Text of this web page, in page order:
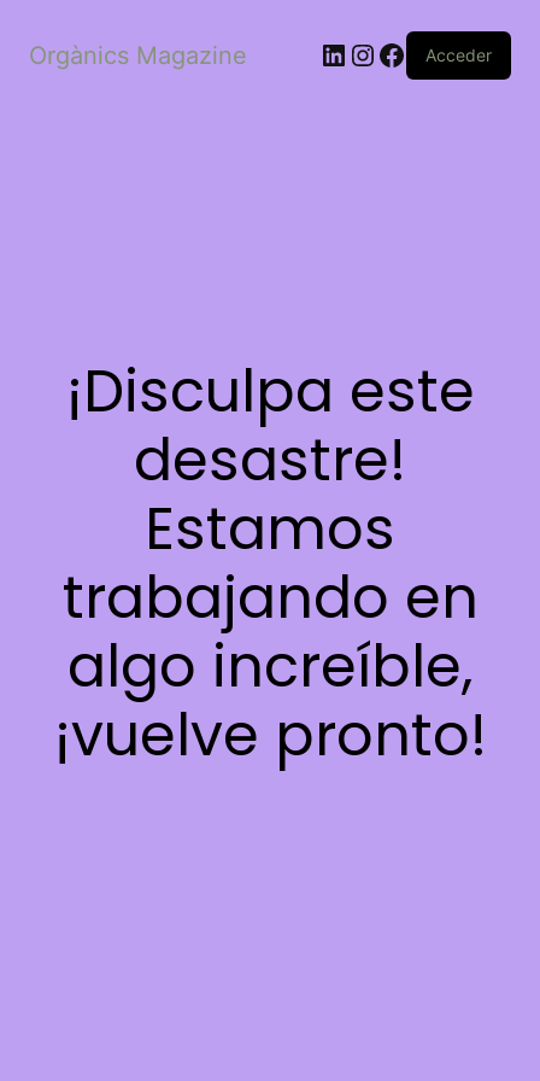
Orgànics Magazine LinkedIn
Instagram
Facebook
Acceder
¡Disculpa este
desastre!
Estamos
trabajando en
algo increíble,
¡vuelve pronto!